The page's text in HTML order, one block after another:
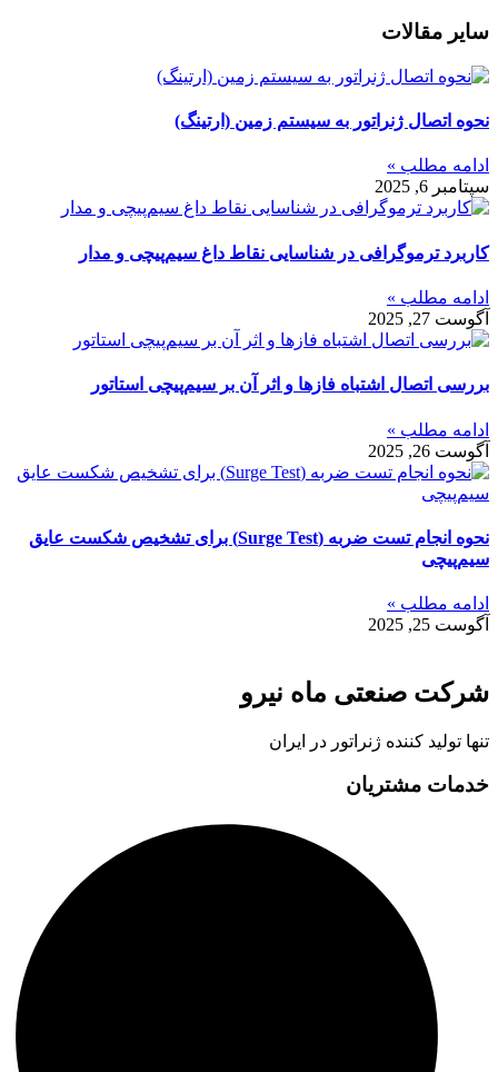
سایر مقالات
نحوه اتصال ژنراتور به سیستم زمین (ارتینگ)
ادامه مطلب »
سپتامبر 6, 2025
کاربرد ترموگرافی در شناسایی نقاط داغ سیم‌پیچی و مدار
ادامه مطلب »
آگوست 27, 2025
بررسی اتصال اشتباه فازها و اثر آن بر سیم‌پیچی استاتور
ادامه مطلب »
آگوست 26, 2025
نحوه انجام تست ضربه (Surge Test) برای تشخیص شکست عایق
سیم‌پیچی
ادامه مطلب »
آگوست 25, 2025
شرکت صنعتی ماه نیرو
تنها تولید کننده ژنراتور در ایران
خدمات مشتریان